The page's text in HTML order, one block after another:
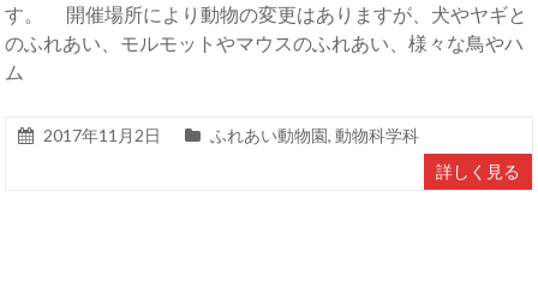
す。 開催場所により動物の変更はありますが、犬やヤギと
のふれあい、モルモットやマウスのふれあい、様々な鳥やハ
ム
2017年11月2日 ふれあい動物園,動物科学科
詳しく見る